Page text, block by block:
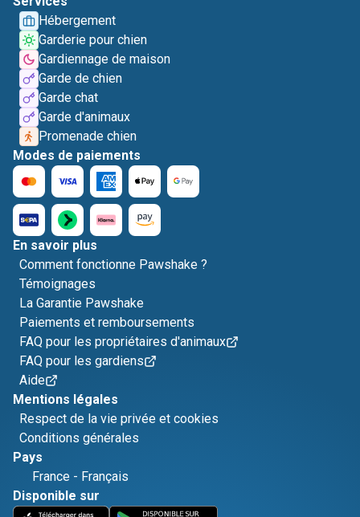
Hébergement
Garderie pour chien
Gardiennage de maison
Garde de chien
Garde chat
Garde d'animaux
Promenade chien
Modes de paiements
En savoir plus
Comment fonctionne Pawshake ?
Témoignages
La Garantie Pawshake
Paiements et remboursements
FAQ pour les propriétaires d'animaux
FAQ pour les gardiens
Aide
Mentions légales
Respect de la vie privée et cookies
Conditions générales
Pays
France - Français
Disponible sur